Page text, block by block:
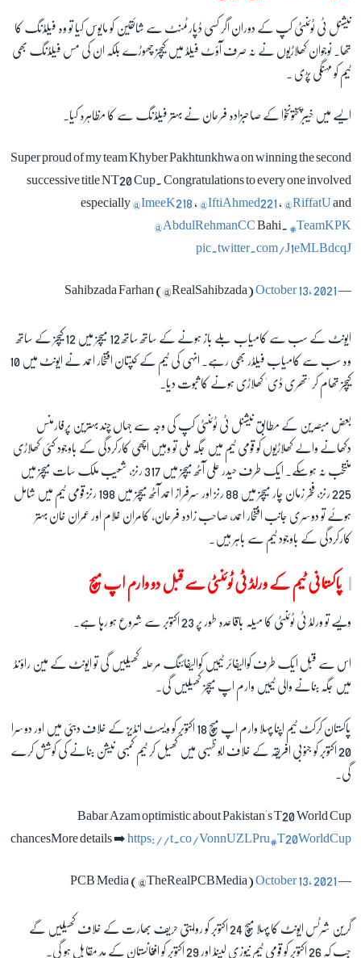
نیشنل ٹی ٹوئنٹی کپ کے دوران اگر کسی ڈپارٹمنٹ سے شائقین کو مایوس کیا تو وہ فیلڈنگ کا
تھا۔ نوجوان کھلاڑیوں نے نہ صرف آؤٹ فیلڈ میں کیچز چھوڑے بلکہ ان کی مس فیلڈنگ بھی
ٹیم کو مہنگی پڑی ۔
ایسے میں خیبرپختونخوا کے صاحبزادہ فرحان نے بہتر فیلڈنگ سے کا مظاہرہ کیا۔
Super proud of my team Khyber Pakhtunkhwa on winning the second
successive title NT20 Cup. Congratulations to every one involved
especially @ImeeK218 , @IftiAhmed221 , @RiffatU and
@AbdulRehmanCC Bahi.
#TeamKPK
pic.twitter.com/J1eMLBdcqJ
— Sahibzada Farhan (@RealSahibzada)
October 13, 2021
ایونٹ کے سب سے کامیاب بلے باز ہونے کے ساتھ ساتھ 12 میچز میں 12 کیچز کے ساتھ
وہ سب سے کامیاب فیلڈر بھی رہے۔ انہی کی ٹیم کے کپتان افتخار احمد نے ایونٹ میں 10
کیچز تھام کر 'تھری ڈی' کھلاڑی ہونے کا ثبوت دیا۔
بعض مبصرین کے مطابق نیشنل ٹی ٹوئنٹی کپ کی وجہ سے جہاں چند بہترین پرفارمنس
دکھانے والے کھلاڑیوں کو قومی ٹیم میں جگہ ملی تو وہیں اچھی کارکردگی کے باوجود کئی کھلاڑی
منتخب نہ ہوسکے۔ ایک طرف حیدر علی آٹھ میچز میں 317 رنز، شعیب ملک سات میچز میں
225 رنز، فخر زمان چار میچز میں 88 رنز اور سرفراز احمد آٹھ میچز میں 198 رنز قومی ٹیم میں شامل
ہوئے تو دوسری جانب افتخار احمد، صاحب زادہ فرحان، کامران غلام اور عمران خان بہتر
کارکردگی کے باوجود ٹیم سے باہر ہیں۔
پاکستانی ٹیم کے ورلڈ ٹی ٹوئنٹی سے قبل دو وارم اپ میچ
ویسے تو ورلڈ ٹی ٹوئنٹی کا میلہ باقاعدہ طور پر 23 اکتوبر سے شروع ہو رہا ہے۔
اس سے قبل ایک طرف کوالیفائر ٹیمیں کوالیفائنگ مرحلہ کھیلیں گی تو ایونٹ کے مین راؤنڈ
میں جگہ بنانے والی ٹیمیں وارم اپ میچز کھیلیں گی۔
پاکستان کرکٹ ٹیم اپنا پہلا وارم اپ میچ 18 اکتوبر کو ویسٹ انڈیز کے خلاف دبئی میں اور دوسرا
20 اکتوبر کو جنوبی افریقہ کے خلاف ابو ظہبی میں کھیل کر ٹیم کمبی نیشن بنانے کی کوشش کرے
گی۔
Babar Azam optimistic about Pakistan's T20 World Cup
chancesMore details ➡️ https://t.co/VonnUZLPru #T20WorldCup
— PCB Media (@TheRealPCBMedia)
October 13, 2021
گرین شرٹس ایونٹ کا پہلا میچ 24 اکتوبر کو روایتی حریف بھارت کے خلاف کھیلیں گے
جب کہ 26 اکتوبر کو قومی ٹیم نیوزی لینڈ اور 29 اکتوبر کو افغانستان کے مد مقابل ہو گی۔